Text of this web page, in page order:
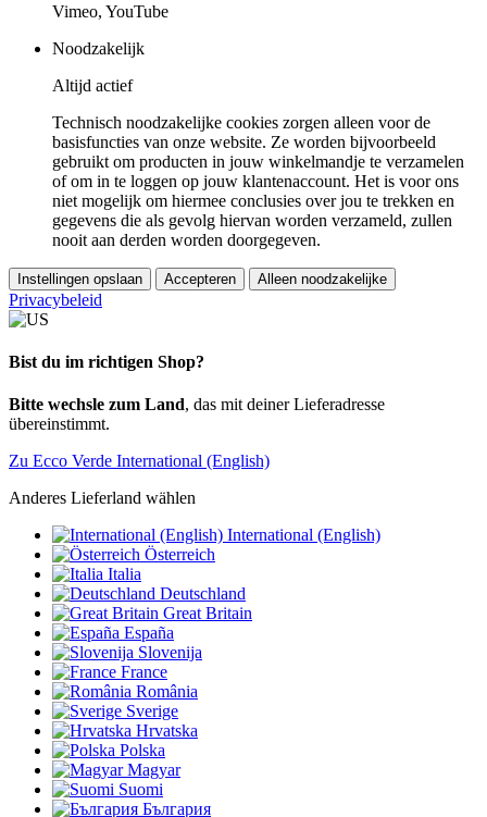
Vimeo, YouTube
Noodzakelijk
Altijd actief
Technisch noodzakelijke cookies zorgen alleen voor de
basisfuncties van onze website. Ze worden bijvoorbeeld
gebruikt om producten in jouw winkelmandje te verzamelen
of om in te loggen op jouw klantenaccount. Het is voor ons
niet mogelijk om hiermee conclusies over jou te trekken en
gegevens die als gevolg hiervan worden verzameld, zullen
nooit aan derden worden doorgegeven.
Instellingen opslaan Accepteren Alleen noodzakelijke
Privacybeleid
Bist du im richtigen Shop?
Bitte wechsle zum Land, das mit deiner Lieferadresse
übereinstimmt.
Zu Ecco Verde International (English)
Anderes Lieferland wählen
International (English)
Österreich
Italia
Deutschland
Great Britain
España
Slovenija
France
România
Sverige
Hrvatska
Polska
Magyar
Suomi
България